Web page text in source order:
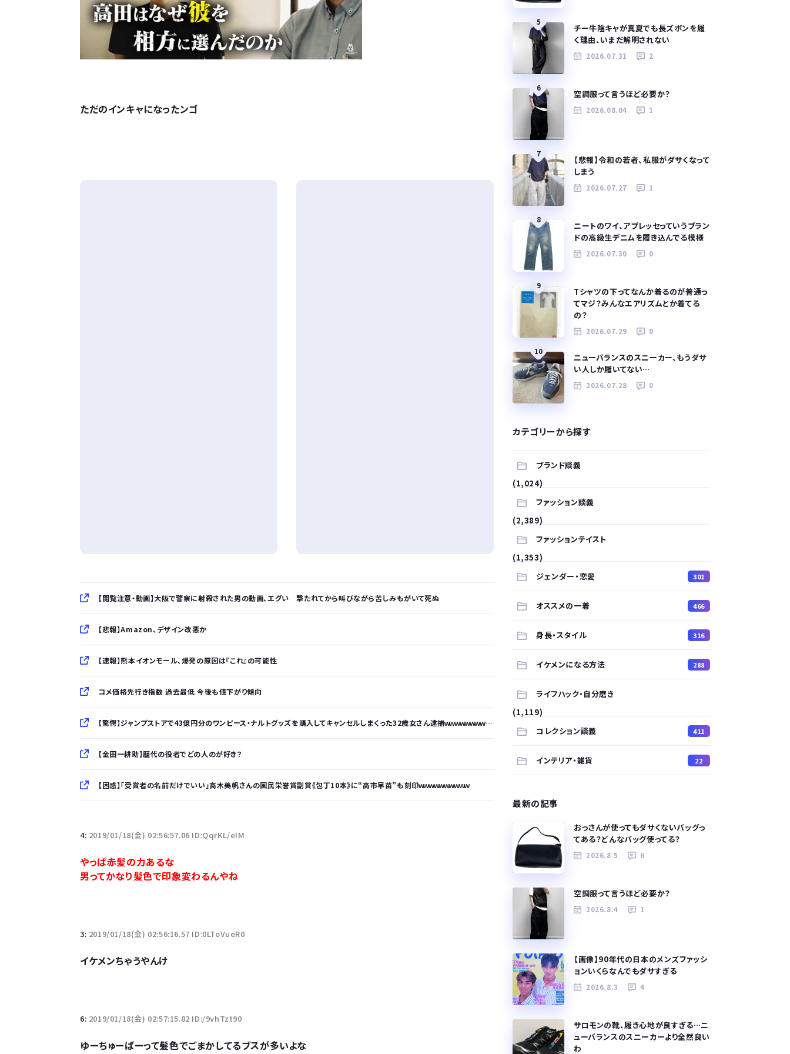
ただのインキャになったンゴ
【閲覧注意・動画】大阪で警察に射殺された男の動画、エグい 撃たれてから叫びながら苦しみもがいて死ぬ
【悲報】Amazon、デザイン改悪か
【速報】熊本イオンモール、爆発の原因は『これ』の可能性
コメ価格先行き指数 過去最低 今後も値下がり傾向
【驚愕】ジャンプストアで43億円分のワンピース・ナルトグッズを購入してキャンセルしまくった32歳女さん逮捕ｗｗｗｗｗｗｗｗｗｗ
【金田一耕助】歴代の役者でどの人のが好き？
【困惑】「受賞者の名前だけでいい」高木美帆さんの国民栄誉賞副賞《包丁10本》に“高市早苗”も刻印ｗｗｗｗｗｗｗｗｗｗ
【悲報】柄付きのワイシャツにこういう靴を履いてるサラリーマンはダサい扱いされるらしい…。お前らも気をつけろ
4: 2019/01/18(金) 02:56:57.06 ID:QqrKL/eIM
やっぱ赤髪の力あるな
男ってかなり髪色で印象変わるんやね
3: 2019/01/18(金) 02:56:16.57 ID:0LToVueR0
イケメンちゃうやんけ
6: 2019/01/18(金) 02:57:15.82 ID:/9vhTzt90
ゆーちゅーばーって髪色でごまかしてるブスが多いよな
5
チー牛陰キャが真夏でも長ズボンを履
く理由、いまだ解明されない
2026.07.31 2
6
空調服って言うほど必要か？
2026.08.04 1
7
【悲報】令和の若者、私服がダサくなって
しまう
2026.07.27 1
8
ニートのワイ、アプレッセっていうブラン
ドの高級生デニムを履き込んでる模様
2026.07.30 0
9
Tシャツの下ってなんか着るのが普通っ
てマジ？みんなエアリズムとか着てる
の？
2026.07.29 0
10
ニューバランスのスニーカー、もうダサ
い人しか履いてない…
2026.07.28 0
カテゴリーから探す
ブランド談義
(1,024)
ファッション談義
(2,389)
ファッションテイスト
(1,353)
ジェンダー・恋愛
301
オススメの一着 466
身長・スタイル 316
イケメンになる方法 288
ライフハック・自分磨き
(1,119)
コレクション談義
411
インテリア・雑貨 22
最新の記事
おっさんが使ってもダサくないバッグっ
てある？どんなバッグ使ってる？
2026.8.5 6
空調服って言うほど必要か？
2026.8.4 1
【画像】90年代の日本のメンズファッシ
ョンいくらなんでもダサすぎる
2026.8.3 4
サロモンの靴、履き心地が良すぎる…ニ
ューバランスのスニーカーより全然良い
わ